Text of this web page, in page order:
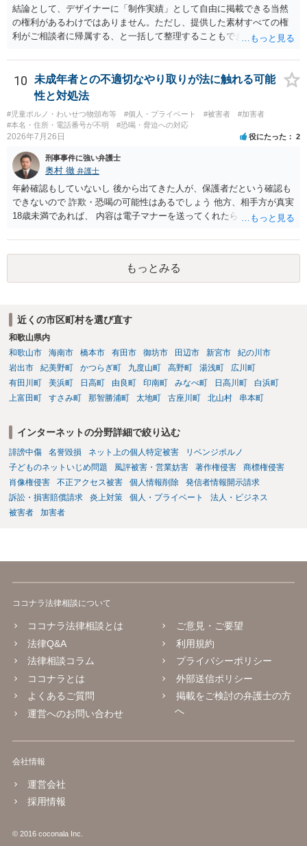
結論として、デザイナーに「制作実績」として自由に掲載できる当然
の権利があるわけではありません。ただし、提供した素材すべての権
利がご相談者に帰属する、と一括して整理することもできません。 ご
身が著作権者です。 他方、ブランド名、文字主体のロゴ、商品情報、
短いキャッチコピー、販売コンセプトなどは、通常、著作物には当た
りません。ただし、ロゴに独自の図形やイラスト等が含まれる場合に
は、その表現部分が著作物となる可能性があります。 また、人物写真
の著作権は撮影者に、肖像に関する権利は被写体本人に帰属します
（著作権法2条・17条）。 ウェブサイト全体に当然に著作権が生じる
等は別として、一般的なレイアウトや配色、依頼者から提供された素
材を希望に沿って配置した部分には、通常、著作物性は認められにく
いと考えられます。仮に具体的な画面構成の一部に創作性が認められ
ても、その権利は当該部分に限られ、ご相談者の写真や文章等を制作
実績として掲載する権限まで当然に生じるものではありません。 もっ
の同意があれば別です。また、単に制作を担当した事実を記載した
り、公開中のサイトへリンクしたりする行為まで当然に禁止できると
は限りません。 人物写真については、通常のSNSへの無断掲載と同
様、掲載目的、態様、必要性、本人の特定可能性等から判断されま
りません。 まず、見積書、メール、チャット、デザイナーの利用規約
を確認したうえで、「提供素材及びこれを含む画面の複製・SNS掲載
を許諾しない」と書面で明確に通知することをお勧めします。すでに
掲載された場合は、URL、掲載日時、画面を保存してから削除を求め
てください。
10
未成年者との不適切なやり取りが法に触れる可能
性と対処法
#児童ポルノ・わいせつ物頒布等 #個人・プライベート #被害者
#加害者
#本名・住所・電話番号が不明
#恐喝・脅迫への対応
2026年7月26日 役にたった 2
刑事事件に強い弁護士
奥村 徹 弁護士
年齢確認もしていないし 後から出てきた人が、保護者だという確認も
できないので 詐欺・恐喝の可能性はあるでしょう 他方、相手方が真実
18歳未満であれば、 内容は電子マナーを送ってくれたら自慰行為など
画の尺は10分ほど、服を着たままで胸を触って欲しい、などの要望を
して、要求された金額(1000円程度)の電子マネーを送信してしまいま
した。 そこから、撮影するまで暇なので顔の雰囲気の写真を交換して
欲しい、住んでいる都道府県と区を教えてと言われたので教えたりと
能です。
もっとみる
近くの市区町村を選び直す
和歌山県内
和歌山市
海南市 橋本市 有田市 御坊市 田辺市 新宮市
紀の川市
岩出市
紀美野町 かつらぎ町 九度山町 高野町 湯浅町
広川町
有田川町
美浜町 日高町 由良町 印南町 みなべ町 日高川町
白浜町
上富田町
すさみ町 那智勝浦町 太地町 古座川町 北山村 串本町
インターネットの分野詳細で絞り込む
誹謗中傷 名誉毀損 ネット上の個人特定被害
リベンジポルノ
子どものネットいじめ問題
風評被害・営業妨害 著作権侵害
商標権侵害
肖像権侵害
不正アクセス被害 個人情報削除
発信者情報開示請求
訴訟・損害賠償請求
炎上対策 個人・プライベート
法人・ビジネス
被害者
加害者
ココナラ法律相談について
ココナラ法律相談とは
法律Q&A
法律相談コラム
ココナラとは
よくあるご質問
運営へのお問い合わせ
ご意見・ご要望
利用規約
プライバシーポリシー
外部送信ポリシー
掲載をご検討の弁護士の方
へ
会社情報
運営会社
採用情報
© 2016 coconala Inc.